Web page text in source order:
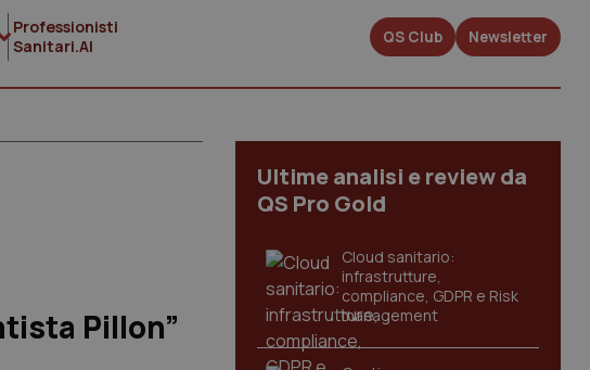
Professionisti
Sanitari.AI
QS Club Newsletter
Pillon”
Ultime analisi e review da
QS Pro Gold
Cloud sanitario:
infrastrutture,
compliance, GDPR e Risk
management